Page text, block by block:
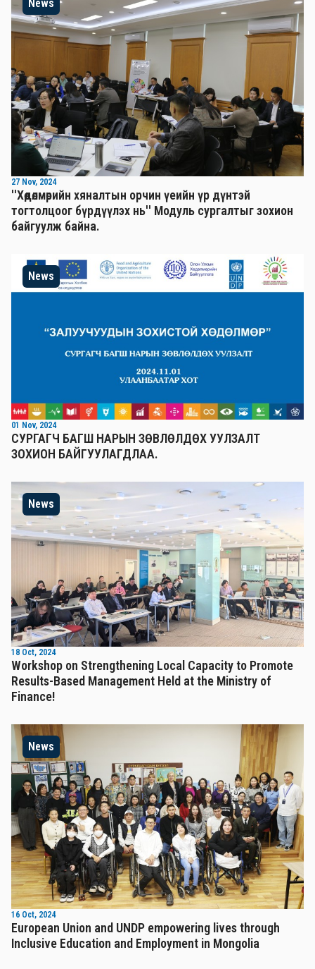
News
27 Nov, 2024
''Хөдөлмөрийн хяналтын орчин үеийн үр дүнтэй
тогтолцоог бүрдүүлэх нь'' Mодуль сургалтыг зохион
байгуулж байна.
News
01 Nov, 2024
СУРГАГЧ БАГШ НАРЫН ЗӨВЛӨЛДӨХ УУЛЗАЛТ
ЗОХИОН БАЙГУУЛАГДЛАА.
News
18 Oct, 2024
Workshop on Strengthening Local Capacity to Promote
Results-Based Management Held at the Ministry of
Finance!
News
16 Oct, 2024
European Union and UNDP empowering lives through
Inclusive Education and Employment in Mongolia